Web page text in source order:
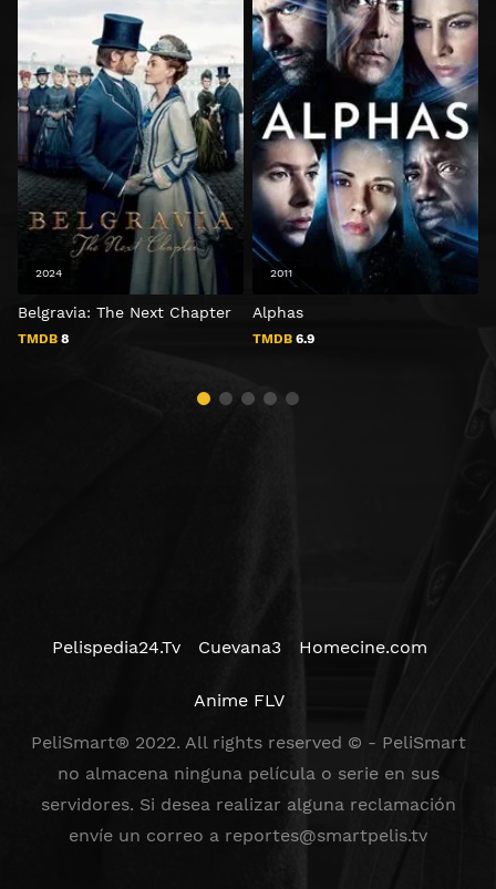
Belgravia: The Next Chapter
TMDB 8
2024
Alphas
TMDB 6.9
2011
Pelispedia24.Tv Cuevana3 Homecine.com
Anime FLV
PeliSmart® 2022. All rights reserved © - PeliSmart
no almacena ninguna película o serie en sus
servidores. Si desea realizar alguna reclamación
envíe un correo a reportes@smartpelis.tv